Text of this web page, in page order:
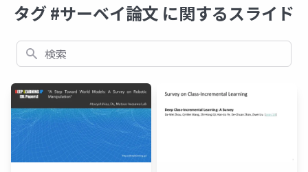
タグ #サーベイ論文 に関するスライド
検索